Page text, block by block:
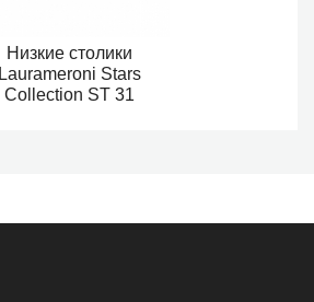
Низкие столики
Laurameroni Stars
Collection ST 31